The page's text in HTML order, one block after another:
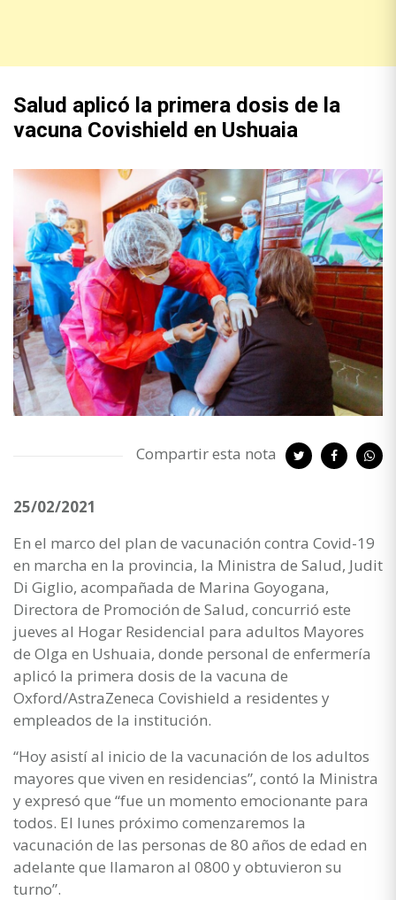
Salud aplicó la primera dosis de la
vacuna Covishield en Ushuaia
Compartir esta nota
25/02/2021
En el marco del plan de vacunación contra Covid-19
en marcha en la provincia, la Ministra de Salud, Judit
Di Giglio, acompañada de Marina Goyogana,
Directora de Promoción de Salud, concurrió este
jueves al Hogar Residencial para adultos Mayores
de Olga en Ushuaia, donde personal de enfermería
aplicó la primera dosis de la vacuna de
Oxford/AstraZeneca Covishield a residentes y
empleados de la institución.
“Hoy asistí al inicio de la vacunación de los adultos
mayores que viven en residencias”, contó la Ministra
y expresó que “fue un momento emocionante para
todos. El lunes próximo comenzaremos la
vacunación de las personas de 80 años de edad en
adelante que llamaron al 0800 y obtuvieron su
turno”.